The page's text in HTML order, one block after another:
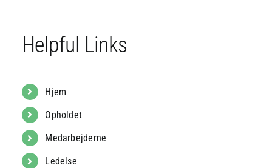
Helpful Links
Hjem
Opholdet
Medarbejderne
Ledelse